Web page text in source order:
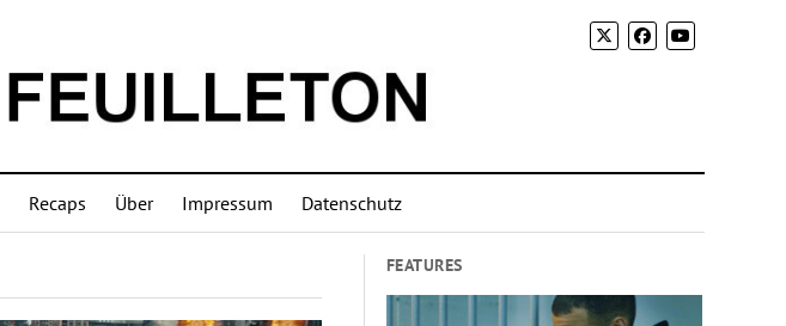
Recaps Über Impressum Datenschutz
FEATURES